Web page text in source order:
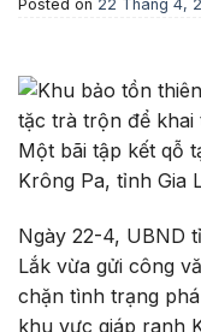
Posted on 22 Tháng 4,
Một bãi tập kết qỗ
Krông Pa, tỉnh Gia
Ngày 22-4, UBND
Lắk vừa gửi công
chặn tình trạng
khu vực giáp ranh